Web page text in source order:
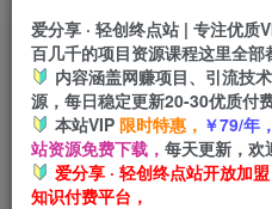
加入会员享受权益福利
爱分享 · 轻创终点站 | 专注优质
百几千的项目资源课程这里全部
内容涵盖网赚项目、引流技
源，每日稳定更新20-30优质付
本站VIP 限时特惠， ￥79/年
站资源免费下载， 每天更新，欢
爱分享 · 轻创终点站开放加
知识付费平台，